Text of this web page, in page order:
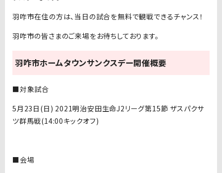
羽咋市在住の方は、当日の試合を無料で観戦できるチャンス！
羽咋市の皆さまのご来場をお待ちしております。
羽咋市ホームタウンサンクスデー開催概要
■対象試合
5月23日(日) 2021明治安田生命J2リーグ第15節 ザスパクサ
ツ群馬戦(14:00キックオフ)
■会場